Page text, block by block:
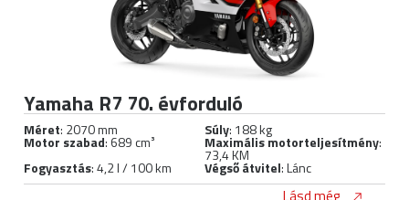
Yamaha R7 70. évforduló
Méret: 2070 mm Súly: 188 kg
Motor szabad: 689 cm³ Maximális motorteljesítmény:
73,4 KM
Fogyasztás: 4,2 l / 100 km Végső átvitel: Lánc